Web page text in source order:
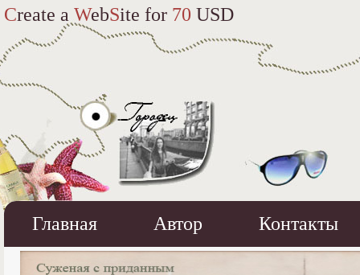
Create a WebSite for 70 USD
Главная Автор Контакты